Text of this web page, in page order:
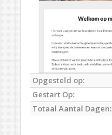
Opgesteld op:
Gestart Op:
Totaal Aantal Dagen: